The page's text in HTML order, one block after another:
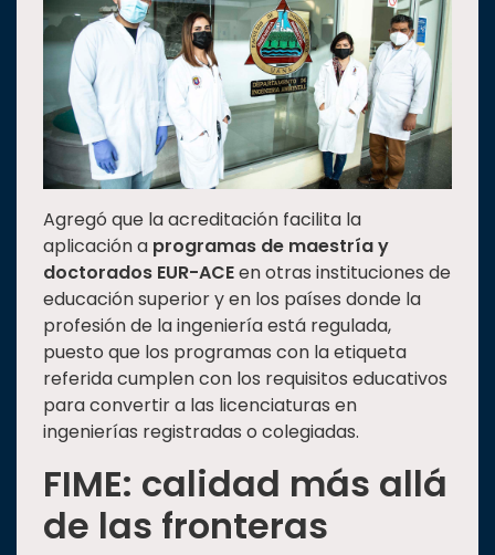
Agregó que la acreditación facilita la
aplicación a programas de maestría y
doctorados EUR-ACEen otras instituciones de
educación superior y en los países donde la
profesión de la ingeniería está regulada,
puesto que los programas con la etiqueta
referida cumplen con los requisitos educativos
para convertir a las licenciaturas en
ingenierías registradas o colegiadas.
FIME: calidad más allá
de las fronteras